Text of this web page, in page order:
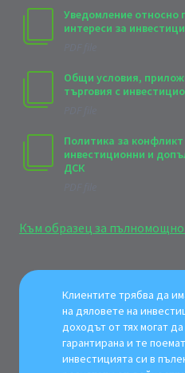
Уведомление относно
интереси за
Общи условия,
търговия с
Политика за конфликт
инвестиционни и
ДСК
Към образец за
Клиентите трябва да
на дяловете на
доходът от тях могат
гарантирана и те
инвестицията си в